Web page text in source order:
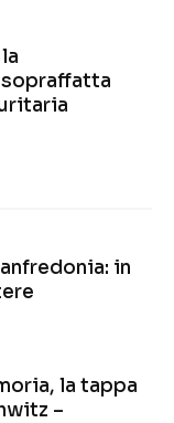
in
la tappa
–